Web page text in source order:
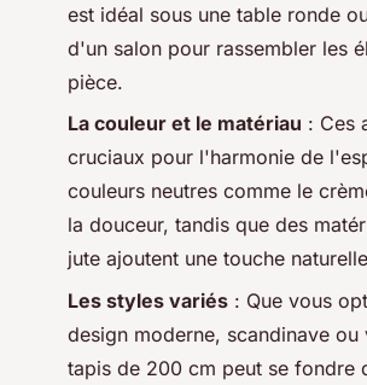
est idéal sous une table ronde
d'un salon pour rassembler les
pièce.
La couleur et le matériau : Ces
cruciaux pour l'harmonie de
couleurs neutres comme le
la douceur, tandis que des
jute ajoutent une touche
Les styles variés : Que vous
design moderne, scandinave ou
tapis de 200 cm peut se fondre